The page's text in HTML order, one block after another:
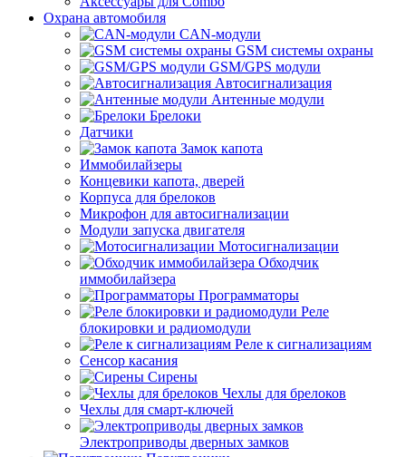
Охрана автомобиля
CAN-модули
GSM системы охраны
GSM/GPS модули
Автосигнализация
Антенные модули
Брелоки
Датчики
Замок капота
Иммобилайзеры
Концевики капота, дверей
Корпуса для брелоков
Микрофон для автосигнализации
Модули запуска двигателя
Мотосигнализации
Обходчик
иммобилайзера
Программаторы
Реле
блокировки и радиомодули
Реле к сигнализациям
Сенсор касания
Сирены
Чехлы для брелоков
Чехлы для смарт-ключей
Электроприводы дверных замков